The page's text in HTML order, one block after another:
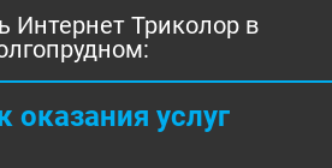
Интернет Триколор в
оказания услуг